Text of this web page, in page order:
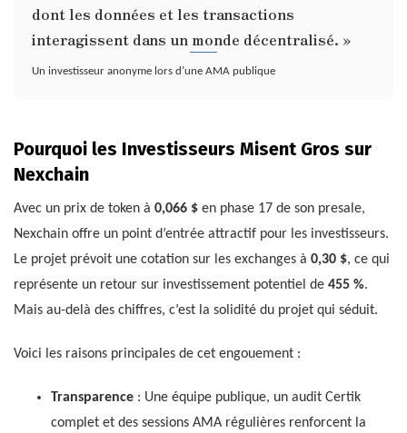
dont les données et les transactions
interagissent dans un monde décentralisé. »
Un investisseur anonyme lors d’une AMA publique
Pourquoi les Investisseurs Misent Gros sur
Nexchain
Avec un prix de token à 0,066 $ en phase 17 de son presale,
Nexchain offre un point d’entrée attractif pour les investisseurs.
Le projet prévoit une cotation sur les exchanges à 0,30 $, ce qui
représente un retour sur investissement potentiel de 455 %.
Mais au-delà des chiffres, c’est la solidité du projet qui séduit.
Voici les raisons principales de cet engouement :
Transparence: Une équipe publique, un audit Certik
complet et des sessions AMA régulières renforcent la